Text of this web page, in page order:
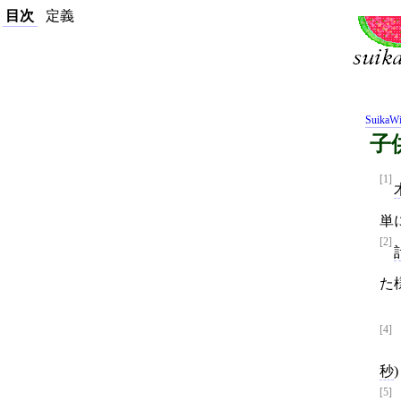
子
[1]
単
[2]
た
[4]
秒)
[5]
目次 定義